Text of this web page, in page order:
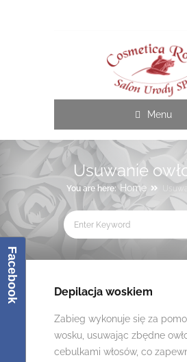
Menu
Usuwanie
You are here: Home
Depilacja woskiem
Zabieg wykonuje się za
wosku, usuwając zbędne
cebulkami włosów, co
Facebook